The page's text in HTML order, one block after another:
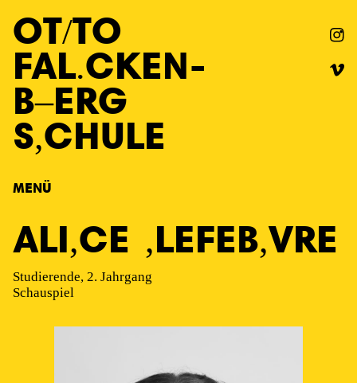
OT TO
FAL CKEN-
B ERG
S CHULE
MENÜ
ALI CE LEFEB VRE
Studierende, 2. Jahrgang
Schauspiel